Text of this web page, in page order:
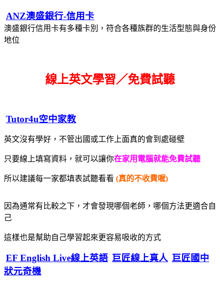
ANZ澳盛銀行-信用卡
澳盛銀行信用卡有多種卡別，符合各種族群的生活型態與身份
地位
線上英文學習／免費試聽
Tutor4u空中家教
英文沒有學好，不管出國或工作上面真的會到處碰壁
只要線上填寫資料，就可以讓你在家用電腦就能免費試聽
所以建議每一家都填表試聽看看 (真的不收費喔)
因為通常有比較之下，才會發現哪個老師，哪個方法更適合自
己
這樣也是幫助自己學習起來更容易吸收的方式
EF English Live線上英語 巨匠線上真人 巨匠國中
狀元奇機